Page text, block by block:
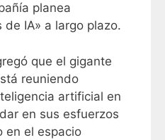
planea
IA» a largo plazo.
que el gigante
reuniendo
artificial en
en sus esfuerzos
en el espacio